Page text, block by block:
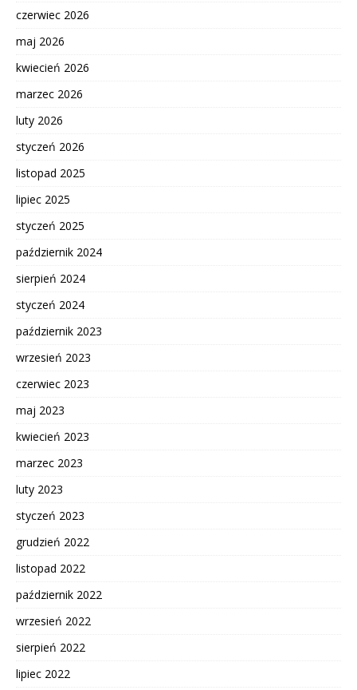
czerwiec 2026
maj 2026
kwiecień 2026
marzec 2026
luty 2026
styczeń 2026
listopad 2025
lipiec 2025
styczeń 2025
październik 2024
sierpień 2024
styczeń 2024
październik 2023
wrzesień 2023
czerwiec 2023
maj 2023
kwiecień 2023
marzec 2023
luty 2023
styczeń 2023
grudzień 2022
listopad 2022
październik 2022
wrzesień 2022
sierpień 2022
lipiec 2022